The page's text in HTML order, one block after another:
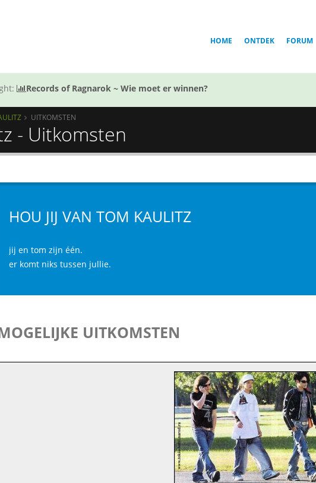
HOME ONTDEK FORUM
Records of Ragnarok ~ Wie moet er winnen?
UITKOMSTEN
- Uitkomsten
HOU JIJ VAN TOM KAULITZ
jij en tom zijn één.
er komt niks tussen jullie.
UITKOMSTEN